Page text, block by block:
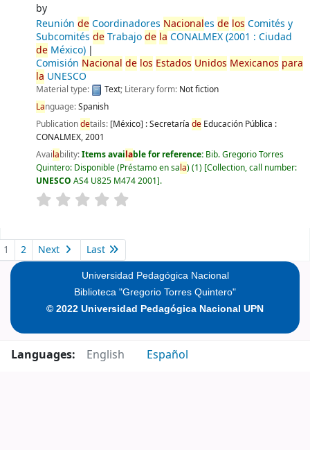
by
Reunión deCoordinadores Nacionales de los Comités y
Subcomités deTrabajode la CONALMEX(2001 : Ciudad
deMéxico)
Comisión Nacional de los Estados Unidos Mexicanos para
la UNESCO
Material type: Text; Literary form: Not fiction
Language:Spanish
Publicationdetails: [México] : Secretaría deEducación Pública :
CONALMEX,2001
Availability:Items available for reference: Bib. Gregorio Torres
Quintero: Disponible (Préstamo en sala)(1) Collection, call number:
UNESCO AS4 U825 M474 2001 .
1 2 Next Last
Universidad Pedagógica Nacional
Biblioteca "Gregorio Torres Quintero"
© 2022 Universidad Pedagógica Nacional UPN
Languages: English Español